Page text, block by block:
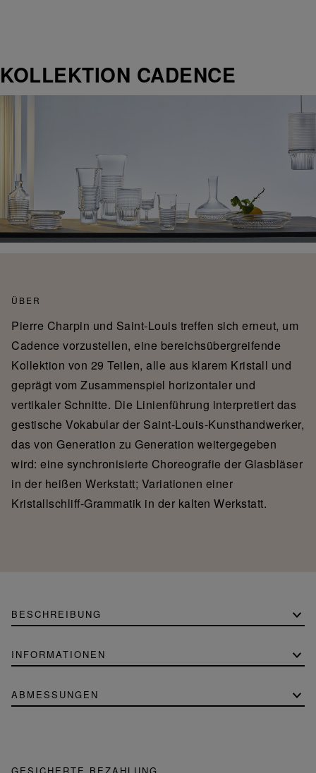
KOLLEKTION CADENCE
ÜBER
Pierre Charpin und Saint-Louis treffen sich erneut, um
Cadence vorzustellen, eine bereichsübergreifende
Kollektion von 29 Teilen, alle aus klarem Kristall und
geprägt vom Zusammenspiel horizontaler und
vertikaler Schnitte. Die Linienführung interpretiert das
gestische Vokabular der Saint-Louis-Kunsthandwerker,
das von Generation zu Generation weitergegeben
wird: eine synchronisierte Choreografie der Glasbläser
in der heißen Werkstatt; Variationen einer
Kristallschliff-Grammatik in der kalten Werkstatt.
BESCHREIBUNG
INFORMATIONEN
ABMESSUNGEN